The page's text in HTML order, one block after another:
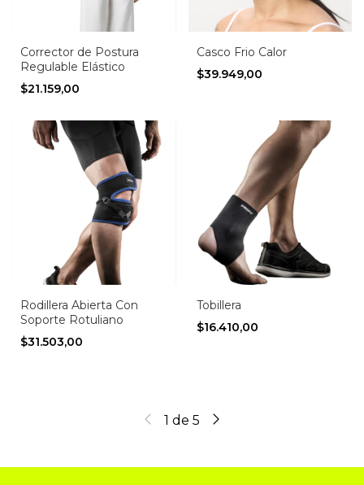
Corrector de Postura
Regulable Elástico
$21.159,00
Casco Frio Calor
$39.949,00
Rodillera Abierta Con
Soporte Rotuliano
$31.503,00
Tobillera
$16.410,00
1 de 5